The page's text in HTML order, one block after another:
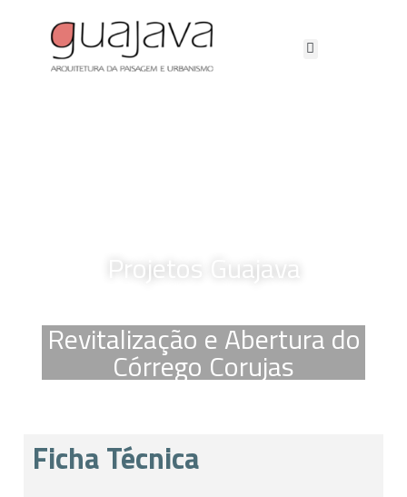
Projetos Guajava
Revitalização e Abertura do
Córrego Corujas
Ficha Técnica